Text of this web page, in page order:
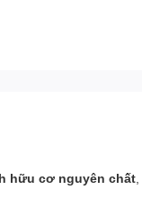
hữu cơ nguyên chất